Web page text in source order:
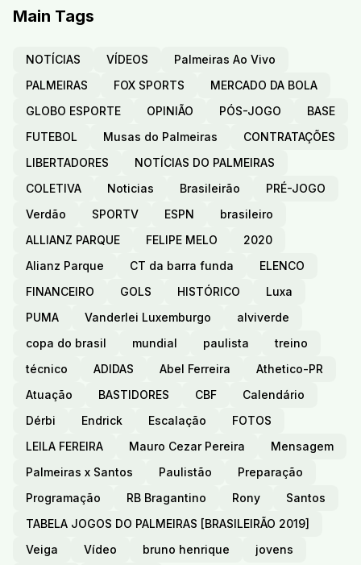
Main Tags
NOTÍCIAS VÍDEOS
Palmeiras Ao Vivo
PALMEIRAS
FOX SPORTS
MERCADO DA BOLA
GLOBO ESPORTE
OPINIÃO PÓS-JOGO
BASE
FUTEBOL
Musas do Palmeiras
CONTRATAÇÕES
LIBERTADORES
NOTÍCIAS DO PALMEIRAS
COLETIVA
Noticias Brasileirão
PRÉ-JOGO
Verdão
SPORTV ESPN
brasileiro
ALLIANZ PARQUE
FELIPE MELO
2020
Alianz Parque
CT da barra funda
ELENCO
FINANCEIRO
GOLS HISTÓRICO
Luxa
PUMA
Vanderlei Luxemburgo
alviverde
copa do brasil
mundial paulista
treino
técnico
ADIDAS Abel Ferreira
Athetico-PR
Atuação
BASTIDORES CBF
Calendário
Dérbi
Endrick Escalação
FOTOS
LEILA FEREIRA
Mauro Cezar Pereira
Mensagem
Palmeiras x Santos
Paulistão
Preparação
Programação
RB Bragantino Rony
Santos
TABELA JOGOS DO PALMEIRAS [BRASILEIRÃO 2019]
Veiga
Vídeo bruno henrique
jovens